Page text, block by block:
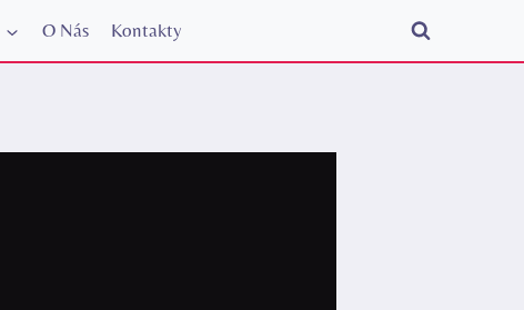
O Nás Kontakty